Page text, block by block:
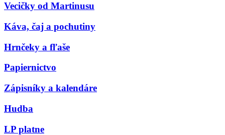
Vecičky od Martinusu
Káva, čaj a pochutiny
Hrnčeky a fľaše
Papiernictvo
Zápisníky a kalendáre
Hudba
LP platne